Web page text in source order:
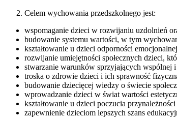
Celem wychowania przedszkolnego jest:
wspomaganie dzieci w rozwijaniu uzdolnień
budowanie systemu wartości, w tym
kształtowanie u dzieci odporności
rozwijanie umiejętności społecznych dzieci,
stwarzanie warunków sprzyjających wspólnej
troska o zdrowie dzieci i ich sprawność
budowanie dziecięcej wiedzy o świecie
wprowadzanie dzieci w świat wartości
kształtowanie u dzieci poczucia
zapewnienie dzieciom lepszych szans